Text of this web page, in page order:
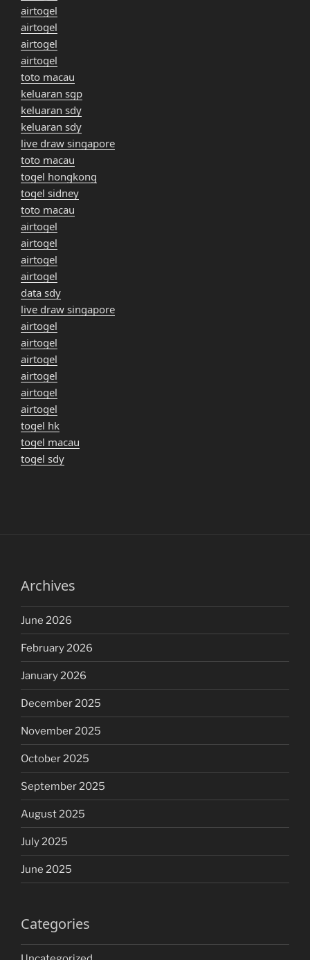
airtogel
airtogel
airtogel
airtogel
toto macau
keluaran sgp
keluaran sdy
keluaran sdy
live draw singapore
toto macau
togel hongkong
togel sidney
toto macau
airtogel
airtogel
airtogel
airtogel
data sdy
live draw singapore
airtogel
airtogel
airtogel
airtogel
airtogel
airtogel
togel hk
togel macau
togel sdy
Archives
June 2026
February 2026
January 2026
December 2025
November 2025
October 2025
September 2025
August 2025
July 2025
June 2025
Categories